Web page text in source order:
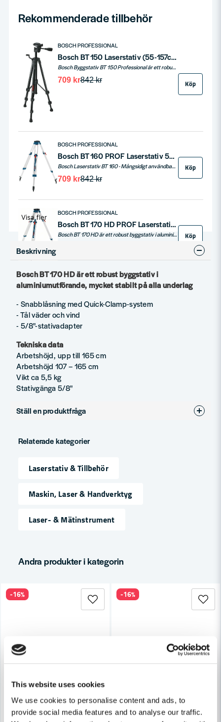
This website uses cookies
We use cookies to personalise content and ads, to
provide social media features and to analyse our traffic.
Rekommenderade tillbehör
BOSCH PROFESSIONAL
Bosch BT 150 Laserstativ (55-157cm)
Bosch Byggstativ BT 150 Professional är ett robust och mångsidigt stativ, perfekt för linje- och punktlaser. Tillverkat i aluminium, erbjuder det stabilitet på alla underlag med en justerbar arbetshöjd från 55 till 157 cm. Dess lätta vikt gör det enkelt att transportera.
842 kr
709 kr Köp
BOSCH PROFESSIONAL
Bosch BT 160 PROF Laserstativ 5/8" (97-160cm)
Bosch Laserstativ BT 160 - Mångsidigt användbart aluminiumstativ med en arbetshöjd på 97-160cm.
842 kr
709 kr
Köp
BOSCH PROFESSIONAL
Bosch BT 170 HD PROF Laserstativ 5/8" 107-165cm
Bosch BT 170 HD är ett robust byggstativ i aluminiumutförande, mycket stabilt på alla underlag Köp
Visa fler
Beskrivning
Bosch BT 170 HD är ett robust byggstativ i
aluminiumutförande, mycket stabilt på alla underlag
- Snabblåsning med Quick-Clamp-system
- Tål väder och vind
- 5/8"-stativadapter
Tekniska data
Arbetshöjd, upp till 165 cm
Arbetshöjd 107 – 165 cm
Vikt ca 5,5 kg
Stativgänga 5/8"
Ställ en produktfråga
Fråga oss något om denna produkten...
Namn
email
Relaterade kategorier
Laserstativ & Tillbehör
Maskin, Laser & Handverktyg
Laser- & Mätinstrument
Andra produkter i kategorin
-16% -16%